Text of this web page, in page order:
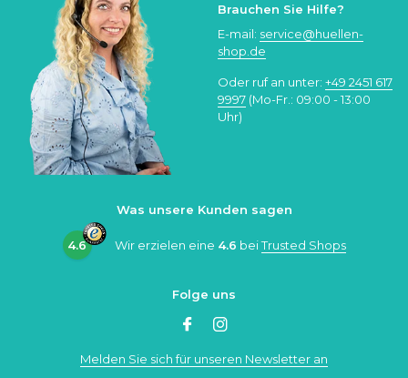
Brauchen Sie Hilfe?
E-mail: service@huellen-
shop.de
Oder ruf an unter: +49 2451 617
9997 (Mo-Fr.: 09:00 - 13:00
Uhr)
Was unsere Kunden sagen
4.6 Wir erzielen eine 4.6 beiTrusted Shops
Folge uns
Melden Sie sich für unseren Newsletter an